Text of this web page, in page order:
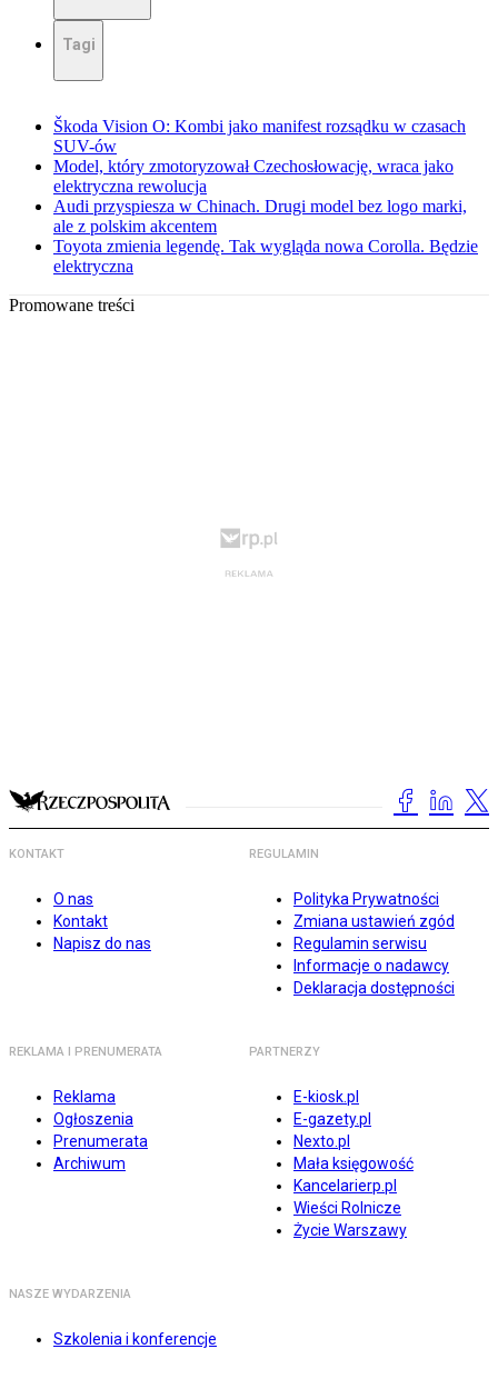
Tagi
Škoda Vision O: Kombi jako manifest rozsądku w czasach
SUV-ów
Model, który zmotoryzował Czechosłowację, wraca jako
elektryczna rewolucja
Audi przyspiesza w Chinach. Drugi model bez logo marki,
ale z polskim akcentem
Toyota zmienia legendę. Tak wygląda nowa Corolla. Będzie
elektryczna
Promowane treści
KONTAKT
O nas
Kontakt
Napisz do nas
REGULAMIN
Polityka Prywatności
Zmiana ustawień zgód
Regulamin serwisu
Informacje o nadawcy
Deklaracja dostępności
REKLAMA I PRENUMERATA
Reklama
Ogłoszenia
Prenumerata
Archiwum
PARTNERZY
E-kiosk.pl
E-gazety.pl
Nexto.pl
Mała księgowość
Kancelarierp.pl
Wieści Rolnicze
Życie Warszawy
NASZE WYDARZENIA
Szkolenia i konferencje